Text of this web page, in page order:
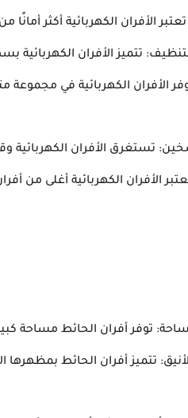
الأفران الكهربائية أكثر أمانًا
تتميز الأفران الكهربائية
الأفران الكهربائية في
تستغرق الأفران الكهربائية
الأفران الكهربائية أغلى من
توفر أفران الحائط مساحة
تتميز أفران الحائط بمظهرها